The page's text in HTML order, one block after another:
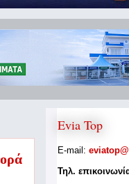
Evia Top
E-mail:
Τηλ.